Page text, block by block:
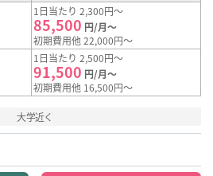
1日当たり 2,300円～
85,500 円/月～
初期費用他 22,000円～
1日当たり 2,500円～
91,500 円/月～
初期費用他 16,500円～
大学近く